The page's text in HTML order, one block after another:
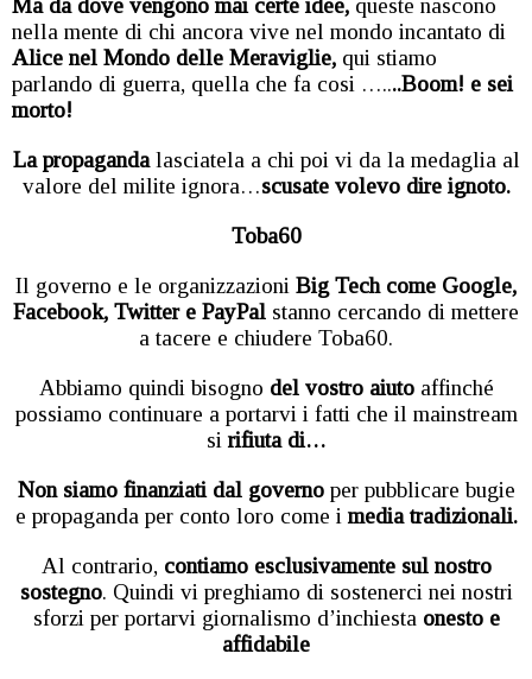
Ma da dove vengono mai certe idee, queste nascono
nella mente di chi ancora vive nel mondo incantato di
Alice nel Mondo delle Meraviglie, qui stiamo
parlando di guerra, quella che fa cosi …....Boom! e sei
morto!
La propagandalasciatela a chi poi vi da la medaglia al
valore del milite ignora…scusate volevo dire ignoto.
Toba60
Il governo e le organizzazioni Big Tech come Google,
Facebook, Twitter e PayPal stanno cercando di mettere
a tacere e chiudere Toba60.
Abbiamo quindi bisogno del vostro aiutoaffinché
possiamo continuare a portarvi i fatti che il mainstream
si rifiuta di…
Non siamo finanziati dal governoper pubblicare bugie
e propaganda per conto loro come i media tradizionali.
Al contrario, contiamo esclusivamente sul nostro
sostegno. Quindi vi preghiamo di sostenerci nei nostri
sforzi per portarvi giornalismo d’inchiesta onesto e
affidabile